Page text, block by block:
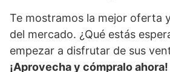
Te mostramos la mejor oferta
del mercado. ¿Qué estás
empezar a disfrutar de sus
¡Aprovecha y cómpralo ahora!